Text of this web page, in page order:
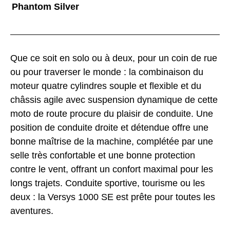
Que ce soit en solo ou à deux, pour un coin de rue
ou pour traverser le monde : la combinaison du
moteur quatre cylindres souple et flexible et du
châssis agile avec suspension dynamique de cette
moto de route procure du plaisir de conduite. Une
position de conduite droite et détendue offre une
bonne maîtrise de la machine, complétée par une
selle très confortable et une bonne protection
contre le vent, offrant un confort maximal pour les
longs trajets. Conduite sportive, tourisme ou les
deux : la Versys 1000 SE est prête pour toutes les
aventures.
Phantom Silver